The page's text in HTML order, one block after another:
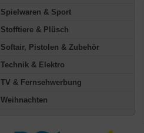
Spielwaren & Sport
Stofftiere & Plüsch
Softair, Pistolen & Zubehör
Technik & Elektro
TV & Fernsehwerbung
Weihnachten